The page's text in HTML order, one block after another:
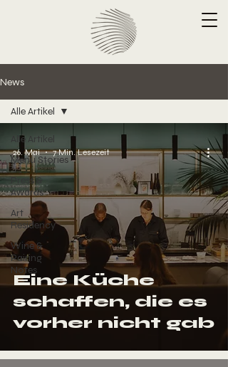
News
Alle Artikel
Menu Stories
Press &
Awards
Art
Residency
Wine &
Pairing
Notes
Alle Artikel
Eine Küche
schaffen, die es
vorher nicht gab
26. Mai 7 Min. Lesezeit